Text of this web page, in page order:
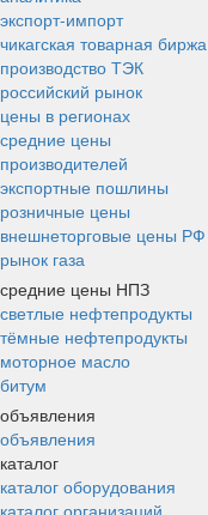
экспорт-импорт
чикагская товарная биржа
производство ТЭК
российский рынок
цены в регионах
средние цены
производителей
экспортные пошлины
розничные цены
внешнеторговые цены РФ
рынок газа
средние цены НПЗ
светлые нефтепродукты
тёмные нефтепродукты
моторное масло
битум
объявления
объявления
каталог
каталог оборудования
каталог организаций